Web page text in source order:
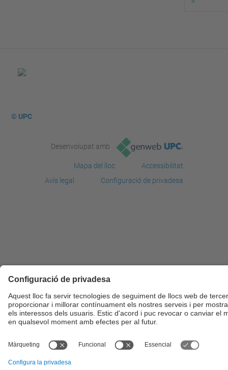
© UPC
Desenvolupat amb
Mapa del lloc
Accessibilitat
Avís legal
Configuració de privadesa